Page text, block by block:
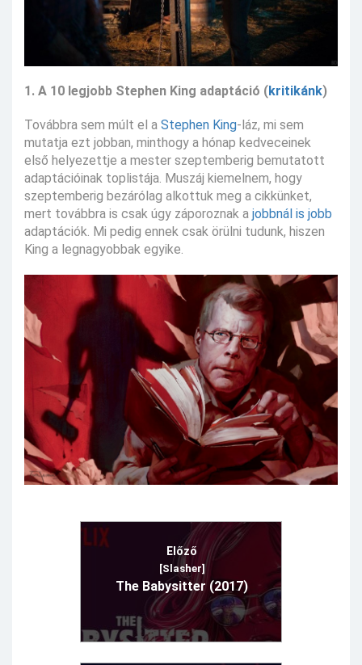
1. A 10 legjobb Stephen King adaptáció (kritikánk)
Továbbra sem múlt el a Stephen King-láz, mi sem
mutatja ezt jobban, minthogy a hónap kedveceinek
első helyezettje a mester szeptemberig bemutatott
adaptációinak toplistája. Muszáj kiemelnem, hogy
szeptemberig bezárólag alkottuk meg a cikkünket,
mert továbbra is csak úgy záporoznak a jobbnál is jobb
adaptációk. Mi pedig ennek csak örülni tudunk, hiszen
King a legnagyobbak egyike.
Előző
[Slasher]
The Babysitter (2017)